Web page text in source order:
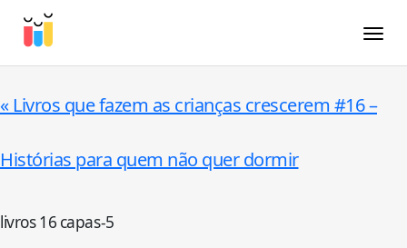
« Livros que fazem as crianças crescerem #16 –
Histórias para quem não quer dormir
livros 16 capas-5